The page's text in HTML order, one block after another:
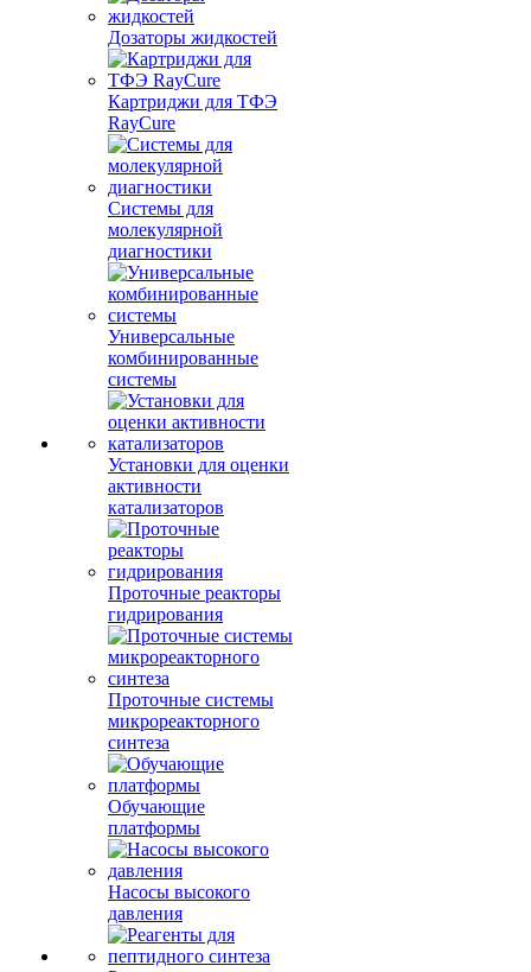
Дозаторы жидкостей
Картриджи для ТФЭ
RayCure
Системы для
молекулярной
диагностики
Универсальные
комбинированные
системы
Установки для оценки
активности
катализаторов
Проточные реакторы
гидрирования
Проточные системы
микрореакторного
синтеза
Обучающие
платформы
Насосы высокого
давления